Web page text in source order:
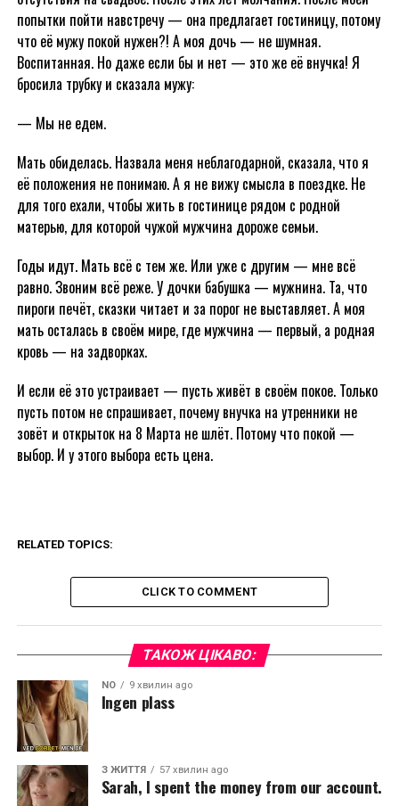
попытки пойти навстречу — она предлагает гостиницу, потому
что её мужу покой нужен?! А моя дочь — не шумная.
Воспитанная. Но даже если бы и нет — это же её внучка! Я
бросила трубку и сказала мужу:
— Мы не едем.
Мать обиделась. Назвала меня неблагодарной, сказала, что я
её положения не понимаю. А я не вижу смысла в поездке. Не
для того ехали, чтобы жить в гостинице рядом с родной
матерью, для которой чужой мужчина дороже семьи.
Годы идут. Мать всё с тем же. Или уже с другим — мне всё
равно. Звоним всё реже. У дочки бабушка — мужнина. Та, что
пироги печёт, сказки читает и за порог не выставляет. А моя
мать осталась в своём мире, где мужчина — первый, а родная
кровь — на задворках.
И если её это устраивает — пусть живёт в своём покое. Только
пусть потом не спрашивает, почему внучка на утренники не
зовёт и открыток на 8 Марта не шлёт. Потому что покой —
выбор. И у этого выбора есть цена.
RELATED TOPICS:
CLICK TO COMMENT
ТАКОЖ ЦІКАВО:
NO 9 хвилин ago
Ingen plass
З ЖИТТЯ 57 хвилин ago
Sarah, I spent the money from our account.